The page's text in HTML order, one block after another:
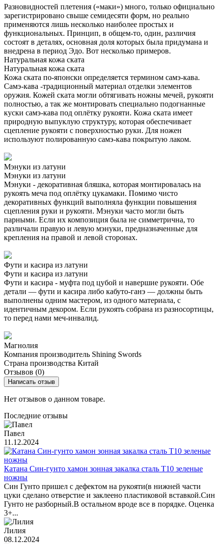
Разновидностей плетения («маки») много, только официально
зарегистрировано свыше семидесяти форм, но реально
применяются лишь несколько наиболее простых и
функциональных. Принцип, в общем-то, один, различия
состоят в деталях, основная доля которых была придумана и
внедрена в период Эдо. Вот несколько примеров.
Натуральная кожа ската
Натуральная кожа ската
Кожа ската по-японски определяется термином самэ-кава.
Самэ-кава -традиционный материал отделки элементов
оружия. Кожей ската могли обтягивать ножны мечей, рукояти
полностью, а так же монтировать специально подогнанные
куски самэ-кава под оплётку рукояти. Кожа ската имеет
природную выпуклую структуру, которая обеспечивает
сцепление рукояти с поверхностью руки. Для ножен
используют полированную самэ-кава покрытую лаком.
Мэнуки из латуни
Мэнуки из латуни
Мэнуки - декоративная бляшка, которая монтировалась на
рукоять меча под оплётку цукамаки. Помимо чисто
декоративных функций выполняла функции повышения
сцепления руки и рукояти. Мэнуки часто могли быть
парными. Если их композиция была не симметрична, то
различали правую и левую мэнуки, предназначенные для
крепления на правой и левой сторонах.
Фути и касира из латуни
Фути и касира из латуни
Фути и касира - муфта под цубой и навершие рукояти. Обе
детали — фути и касира либо кабуто-ганэ — должны быть
выполнены одним мастером, из одного материала, с
идентичным декором. Если рукоять собрана из разносортицы,
то перед нами меч-инвалид.
Магнолия
Компания производитель Shining Swords
Страна производства Китай
Отзывов (0)
Написать отзыв
Нет отзывов о данном товаре.
Последние отзывы
Павел
11.12.2024
Катана Син-гунто хамон зонная закалка сталь T10 зеленые
ножны
Син Гунто пришел с дефектом на рукояти(в нижней части
цуки сделано отверстие и заклеено пластиковой вставкой.Син
Гунто не разборный.В остальном вроде все в порядке. Оценка
3+...
Лилия
08.12.2024